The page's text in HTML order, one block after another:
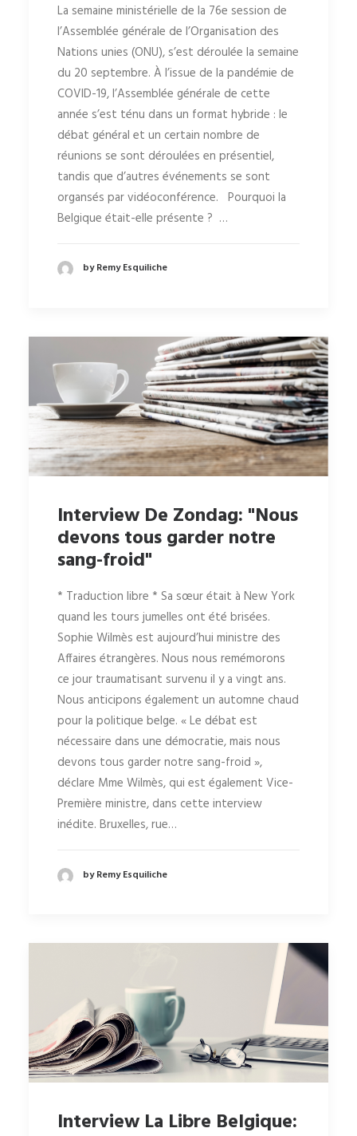
La semaine ministérielle de la 76e session de
l’Assemblée générale de l’Organisation des
Nations unies (ONU), s’est déroulée la semaine
du 20 septembre. À l’issue de la pandémie de
COVID-19, l’Assemblée générale de cette
année s’est ténu dans un format hybride : le
débat général et un certain nombre de
réunions se sont déroulées en présentiel,
tandis que d’autres événements se sont
organsés par vidéoconférence. Pourquoi la
Belgique était-elle présente ? …
by Remy Esquiliche
Interview De Zondag: "Nous
devons tous garder notre
sang-froid"
* Traduction libre * Sa sœur était à New York
quand les tours jumelles ont été brisées.
Sophie Wilmès est aujourd’hui ministre des
Affaires étrangères. Nous nous remémorons
ce jour traumatisant survenu il y a vingt ans.
Nous anticipons également un automne chaud
pour la politique belge. « Le débat est
nécessaire dans une démocratie, mais nous
devons tous garder notre sang-froid »,
déclare Mme Wilmès, qui est également Vice-
Première ministre, dans cette interview
inédite. Bruxelles, rue…
by Remy Esquiliche
Interview La Libre Belgique: